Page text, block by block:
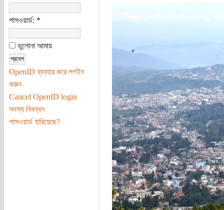
পাসওয়ার্ড: *
ভুলোনা আমায়
OpenID ব্যবহার করে লগইন
করুন
Cancel OpenID login
সদস্য নিবন্ধন
পাসওয়ার্ড হারিয়েছে?